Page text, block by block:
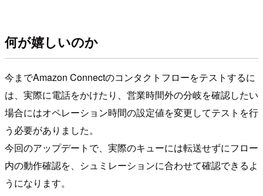
何が嬉しいのか
今までAmazon Connectのコンタクトフローをテストするに
は、実際に電話をかけたり、営業時間外の分岐を確認したい
場合にはオペレーション時間の設定値を変更してテストを行
う必要がありました。
今回のアップデートで、実際のキューには転送せずにフロー
内の動作確認を、シュミレーションに合わせて確認できるよ
うになります。